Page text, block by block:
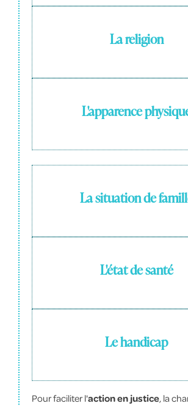
La religion
L'apparence
La situation de
L'état de santé
Le handicap
Pour faciliter l'action en justice, la